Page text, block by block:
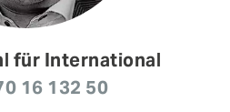
für International
16 132 50